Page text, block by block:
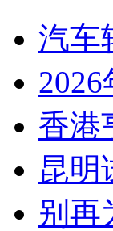
汽车
香港
昆明
别再